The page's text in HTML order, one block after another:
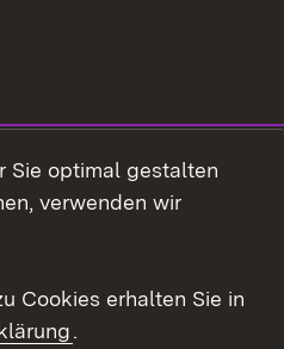
Datenschutz
Sie optimal gestalten
verwenden wir
Cookies erhalten Sie in
.